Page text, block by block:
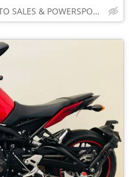
INTEGRITY AUTO SALES & POWERSPORTS